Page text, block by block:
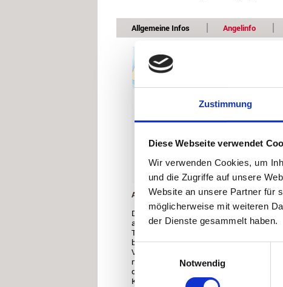
Zustimmung
Diese Webseite verwendet
Wir verwenden Cookies, um
und die Zugriffe auf unsere
Website an unsere Partner für
möglicherweise mit weiteren
der Dienste gesammelt haben.
Einwilligungsauswahl
Notwendig
Allgemeine Infos Angelinfo
ANGELINFORMATIONEN
Das Revier vor Haus Bustvik zeichnet
aus. Sowohl geschützte Regionen
Titran, bieten einen Angelsport der
bringen Sie in wenigen Minuten zu den
Von vielen unserer Gäste wurden kapitale
nicht weit vom Ferienhaus entfernt. In den
dem Leuchtturm von Titran finden Sie
Köhler jenseits der 30-Pfund-Marke